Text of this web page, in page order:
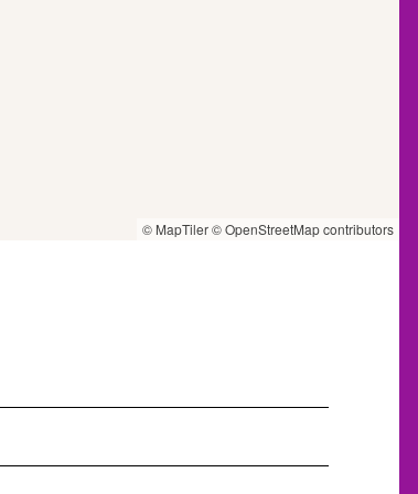
© MapTiler© OpenStreetMap contributors